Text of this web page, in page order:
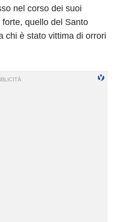
nel corso dei suoi
quello del Santo
chi è stato vittima di orrori